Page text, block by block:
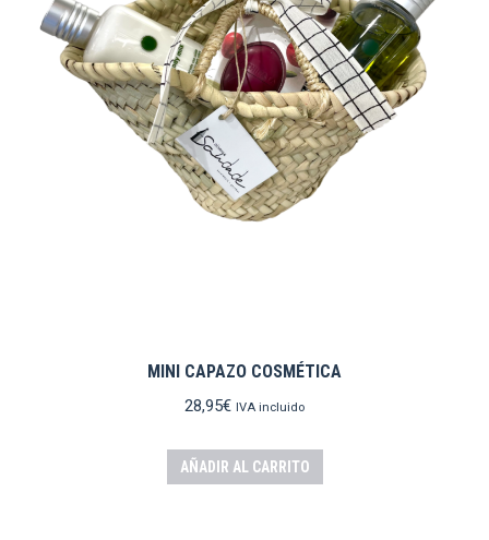
MINI CAPAZO COSMÉTICA
28,95€ IVA incluido
AÑADIR AL CARRITO